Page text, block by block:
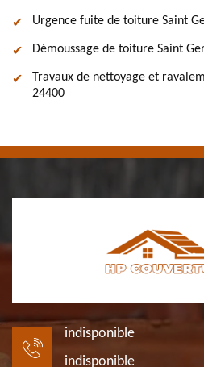
Urgence fuite de toiture Saint
Démoussage de toiture Saint
Travaux de nettoyage et
24400
indisponible
indisponible